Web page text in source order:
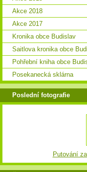
Akce 2018
Akce 2017
Kronika obce Budislav
Saitlova kronika obce
Pohřební kniha obce
Posekanecká sklárna
Poslední fotografie
Putování